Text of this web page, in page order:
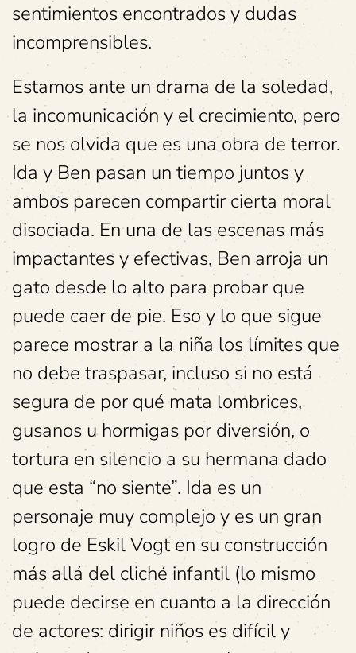
sentimientos encontrados y dudas
incomprensibles.
Estamos ante un drama de la soledad,
la incomunicación y el crecimiento, pero
se nos olvida que es una obra de terror.
Ida y Ben pasan un tiempo juntos y
ambos parecen compartir cierta moral
disociada. En una de las escenas más
impactantes y efectivas, Ben arroja un
gato desde lo alto para probar que
puede caer de pie. Eso y lo que sigue
parece mostrar a la niña los límites que
no debe traspasar, incluso si no está
segura de por qué mata lombrices,
gusanos u hormigas por diversión, o
tortura en silencio a su hermana dado
que esta “no siente”. Ida es un
personaje muy complejo y es un gran
logro de Eskil Vogt en su construcción
más allá del cliché infantil (lo mismo
puede decirse en cuanto a la dirección
de actores: dirigir niños es difícil y